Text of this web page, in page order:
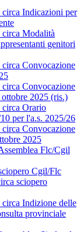
Indicazioni per
Modalità
genitori
Convocazione
Convocazione
2025 (ris.)
circa Orario
per l'a.s. 2025/26
Convocazione
2025
Flc/Cgil
Cgil/Flc
sciopero
Indizione delle
provinciale